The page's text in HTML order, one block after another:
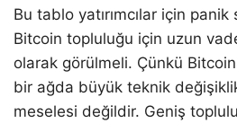
Bu tablo yatırımcılar için
Bitcoin topluluğu için uzun
olarak görülmeli. Çünkü
bir ağda büyük teknik
meselesi değildir. Geniş